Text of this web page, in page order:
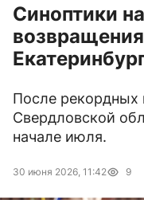
Синоптики
После
Свердловской
начале июля.
30 июня 2026, 11:42 9